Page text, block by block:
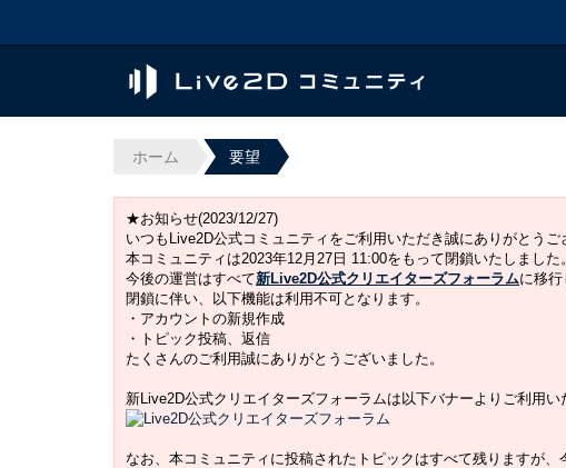
ホーム 要望
★お知らせ(2023/12/27)
いつもLive2D公式コミュニティをご利用いただき誠にありがとうご
本コミュニティは2023年12月27日 11:00をもって閉鎖いたしました。
今後の運営はすべて新Live2D公式クリエイターズフォーラムに移行
閉鎖に伴い、以下機能は利用不可となります。
・アカウントの新規作成
・トピック投稿、返信
たくさんのご利用誠にありがとうございました。
新Live2D公式クリエイターズフォーラムは以下バナーよりご利用い
なお、本コミュニティに投稿されたトピックはすべて残りますが